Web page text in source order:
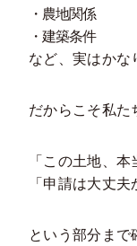
・農地関係
・建築条件
など、実はかな
だからこそ私た
「この土地、
「申請は大丈夫
という部分まで